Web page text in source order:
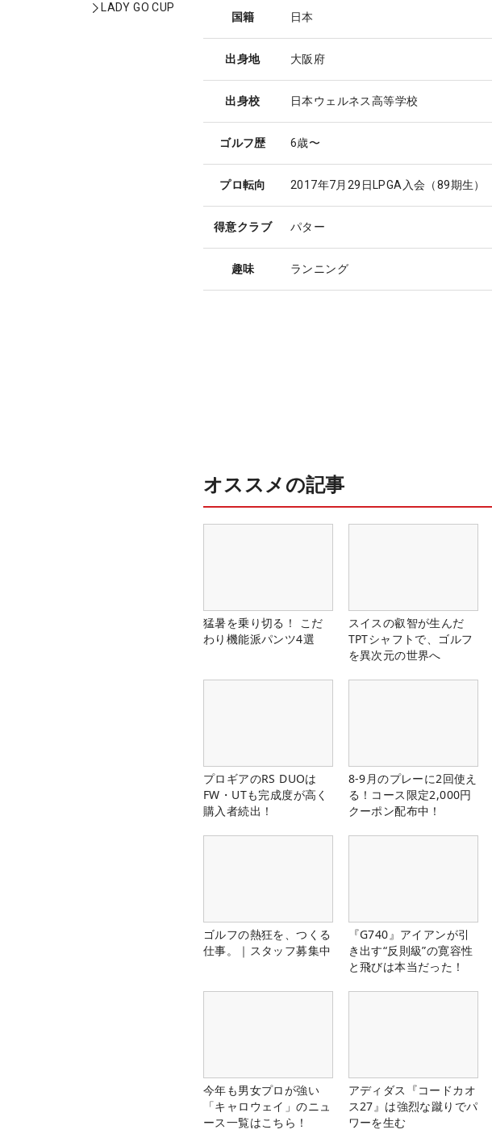
LADY GO CUP
国籍 日本
出身地 大阪府
出身校 日本ウェルネス高等学校
ゴルフ歴 6歳〜
プロ転向 2017年7月29日LPGA入会（89期生）
得意クラブ パター
趣味 ランニング
オススメの記事
猛暑を乗り切る！ こだ
わり機能派パンツ4選
スイスの叡智が生んだ
TPTシャフトで、ゴルフ
を異次元の世界へ
プロギアのRS DUOは
FW・UTも完成度が高く
購入者続出！
8-9月のプレーに2回使え
る！コース限定2,000円
クーポン配布中！
ゴルフの熱狂を、つくる
仕事。｜スタッフ募集中
『G740』アイアンが引
き出す“反則級”の寛容性
と飛びは本当だった！
今年も男女プロが強い
「キャロウェイ」のニュ
ース一覧はこちら！
アディダス『コードカオ
ス27』は強烈な蹴りでパ
ワーを生む